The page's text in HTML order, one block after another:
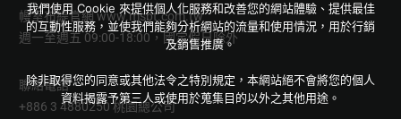
幔室布緹官網www.msbt.com.tw
週一至週五 09:00-18:00，國定假日除外
聯絡電話
+886 3 4880250 桃園總公司
我們使用 Cookie 來提供個人化服務和改善您的網站體驗、提供最佳
的互動性服務，並使我們能夠分析網站的流量和使用情況，用於行銷
及銷售推廣。
除非取得您的同意或其他法令之特別規定，本網站絕不會將您的個人
資料揭露予第三人或使用於蒐集目的以外之其他用途。